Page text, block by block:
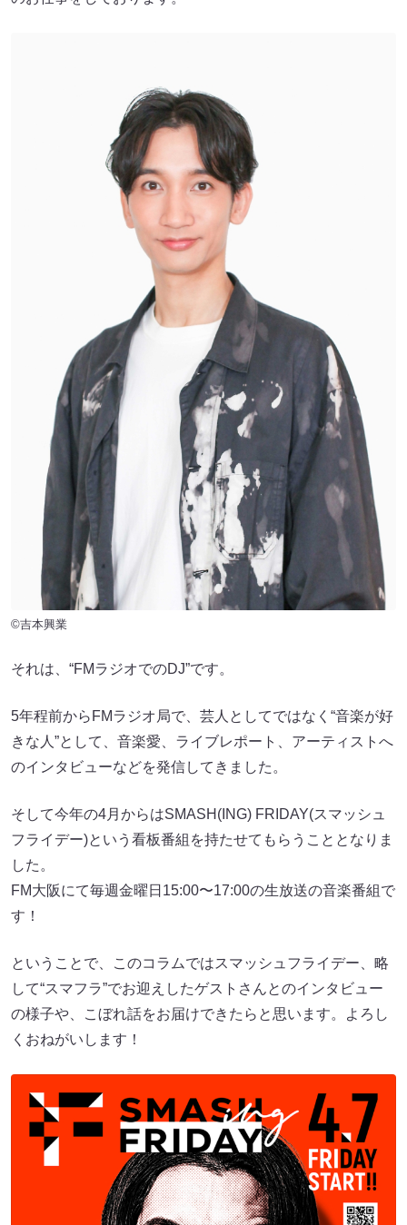
©吉本興業
それは、“FMラジオでのDJ”です。
5年程前からFMラジオ局で、芸人としてではなく“音楽が好
きな人”として、音楽愛、ライブレポート、アーティストへ
のインタビューなどを発信してきました。
そして今年の4月からはSMASH(ING) FRIDAY(スマッシュ
フライデー)という看板番組を持たせてもらうこととなりま
した。
FM大阪にて毎週金曜日15:00〜17:00の生放送の音楽番組で
す！
ということで、このコラムではスマッシュフライデー、略
して“スマフラ”でお迎えしたゲストさんとのインタビュー
の様子や、こぼれ話をお届けできたらと思います。よろし
くおねがいします！